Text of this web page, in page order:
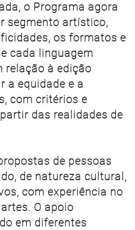
o Programa agora
segmento artístico,
os formatos e
cada linguagem
relação à edição
a equidade e a
com critérios e
das realidades de
de pessoas
de natureza cultural,
com experiência no
O apoio
em diferentes